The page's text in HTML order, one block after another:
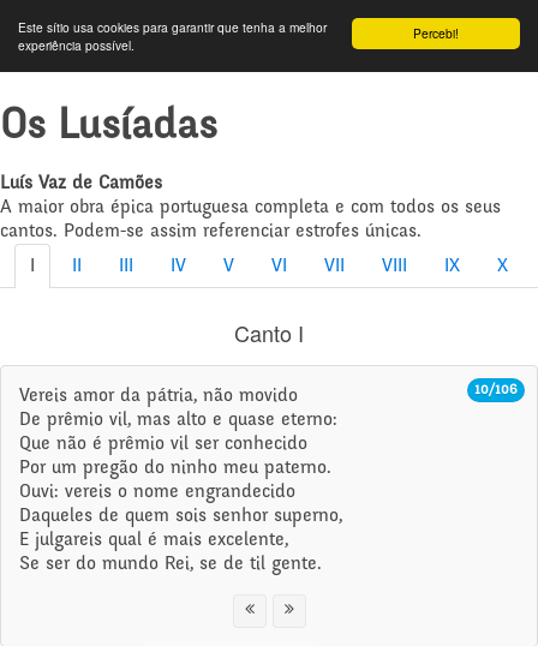
Percebi!
Este sítio usa cookies para garantir que tenha a melhor
experiência possível.
Os Lusíadas
Luís Vaz de Camões
A maior obra épica portuguesa completa e com todos os seus
cantos. Podem-se assim referenciar estrofes únicas.
IV V VI VII VIII IX X
Canto I
10/106
Vereis amor da pátria, não movido
De prêmio vil, mas alto e quase eterno:
Que não é prêmio vil ser conhecido
Por um pregão do ninho meu paterno.
Ouvi: vereis o nome engrandecido
Daqueles de quem sois senhor superno,
E julgareis qual é mais excelente,
Se ser do mundo Rei, se de til gente.